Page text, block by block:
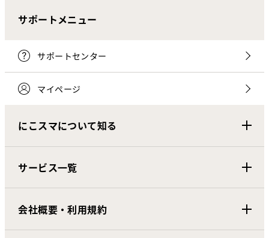
サポートメニュー
サポートセンター
マイページ
にこスマについて知る
サービス一覧
会社概要・利用規約